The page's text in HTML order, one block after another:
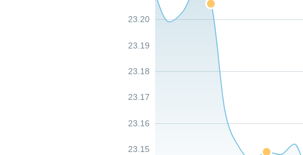
23.15
23.16
23.17
23.18
23.19
23.20